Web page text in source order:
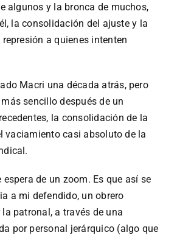
algunos y la bronca de muchos,
la consolidación del ajuste y la
a quienes intenten
Macri una década atrás, pero
sencillo después de un
la consolidación de la
vaciamiento casi absoluto de la
de un zoom. Es que así se
a mi defendido, un obrero
patronal, a través de una
por personal jerárquico (algo que